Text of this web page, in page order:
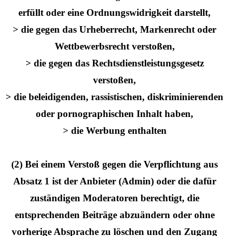
erfüllt oder eine Ordnungswidrigkeit darstellt,
> die gegen das Urheberrecht, Markenrecht oder
Wettbewerbsrecht verstoßen,
> die gegen das Rechtsdienstleistungsgesetz
verstoßen,
> die beleidigenden, rassistischen, diskriminierenden
oder pornographischen Inhalt haben,
> die Werbung enthalten
(2) Bei einem Verstoß gegen die Verpflichtung aus
Absatz 1 ist der Anbieter (Admin) oder die dafür
zuständigen Moderatoren berechtigt, die
entsprechenden Beiträge abzuändern oder ohne
vorherige Absprache zu löschen und den Zugang